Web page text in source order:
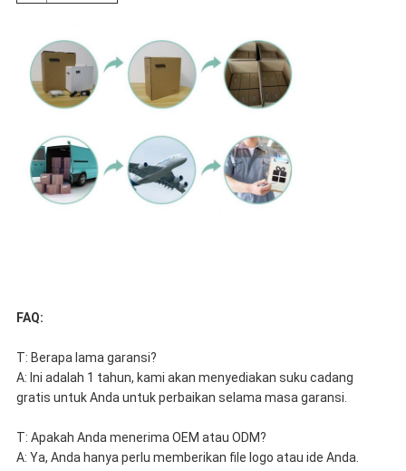
FAQ:
T: Berapa lama garansi?
A: Ini adalah 1 tahun, kami akan menyediakan suku cadang
gratis untuk Anda untuk perbaikan selama masa garansi.
T: Apakah Anda menerima OEM atau ODM?
A: Ya, Anda hanya perlu memberikan file logo atau ide Anda.